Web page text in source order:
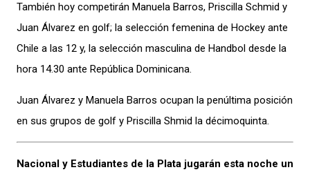
También hoy competirán Manuela Barros, Priscilla Schmid y
Juan Álvarez en golf; la selección femenina de Hockey ante
Chile a las 12 y, la selección masculina de Handbol desde la
hora 14.30 ante República Dominicana.
Juan Álvarez y Manuela Barros ocupan la penúltima posición
en sus grupos de golf y Priscilla Shmid la décimoquinta.
Nacional y Estudiantes de la Plata jugarán esta noche un